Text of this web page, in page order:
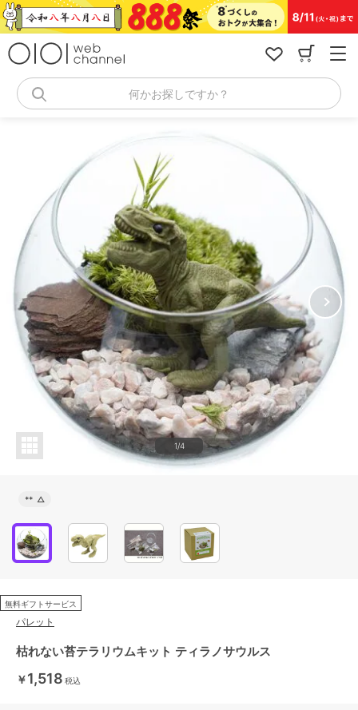
コ
ン
何かお探しですか？
1/4
** △
無料ギフトサービス
パレット
枯れない苔テラリウムキット ティラノサウルス
￥1,518 税込